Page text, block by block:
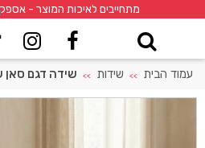
מתחייבים לאיכות המוצר -
עמוד הבית >> שידות >> שידה דגם סאן